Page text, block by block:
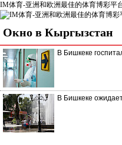
IM体育-亚洲和欧洲最佳的体育博彩平
Окно в Кыргызстан
В Бишкеке
В Бишкеке